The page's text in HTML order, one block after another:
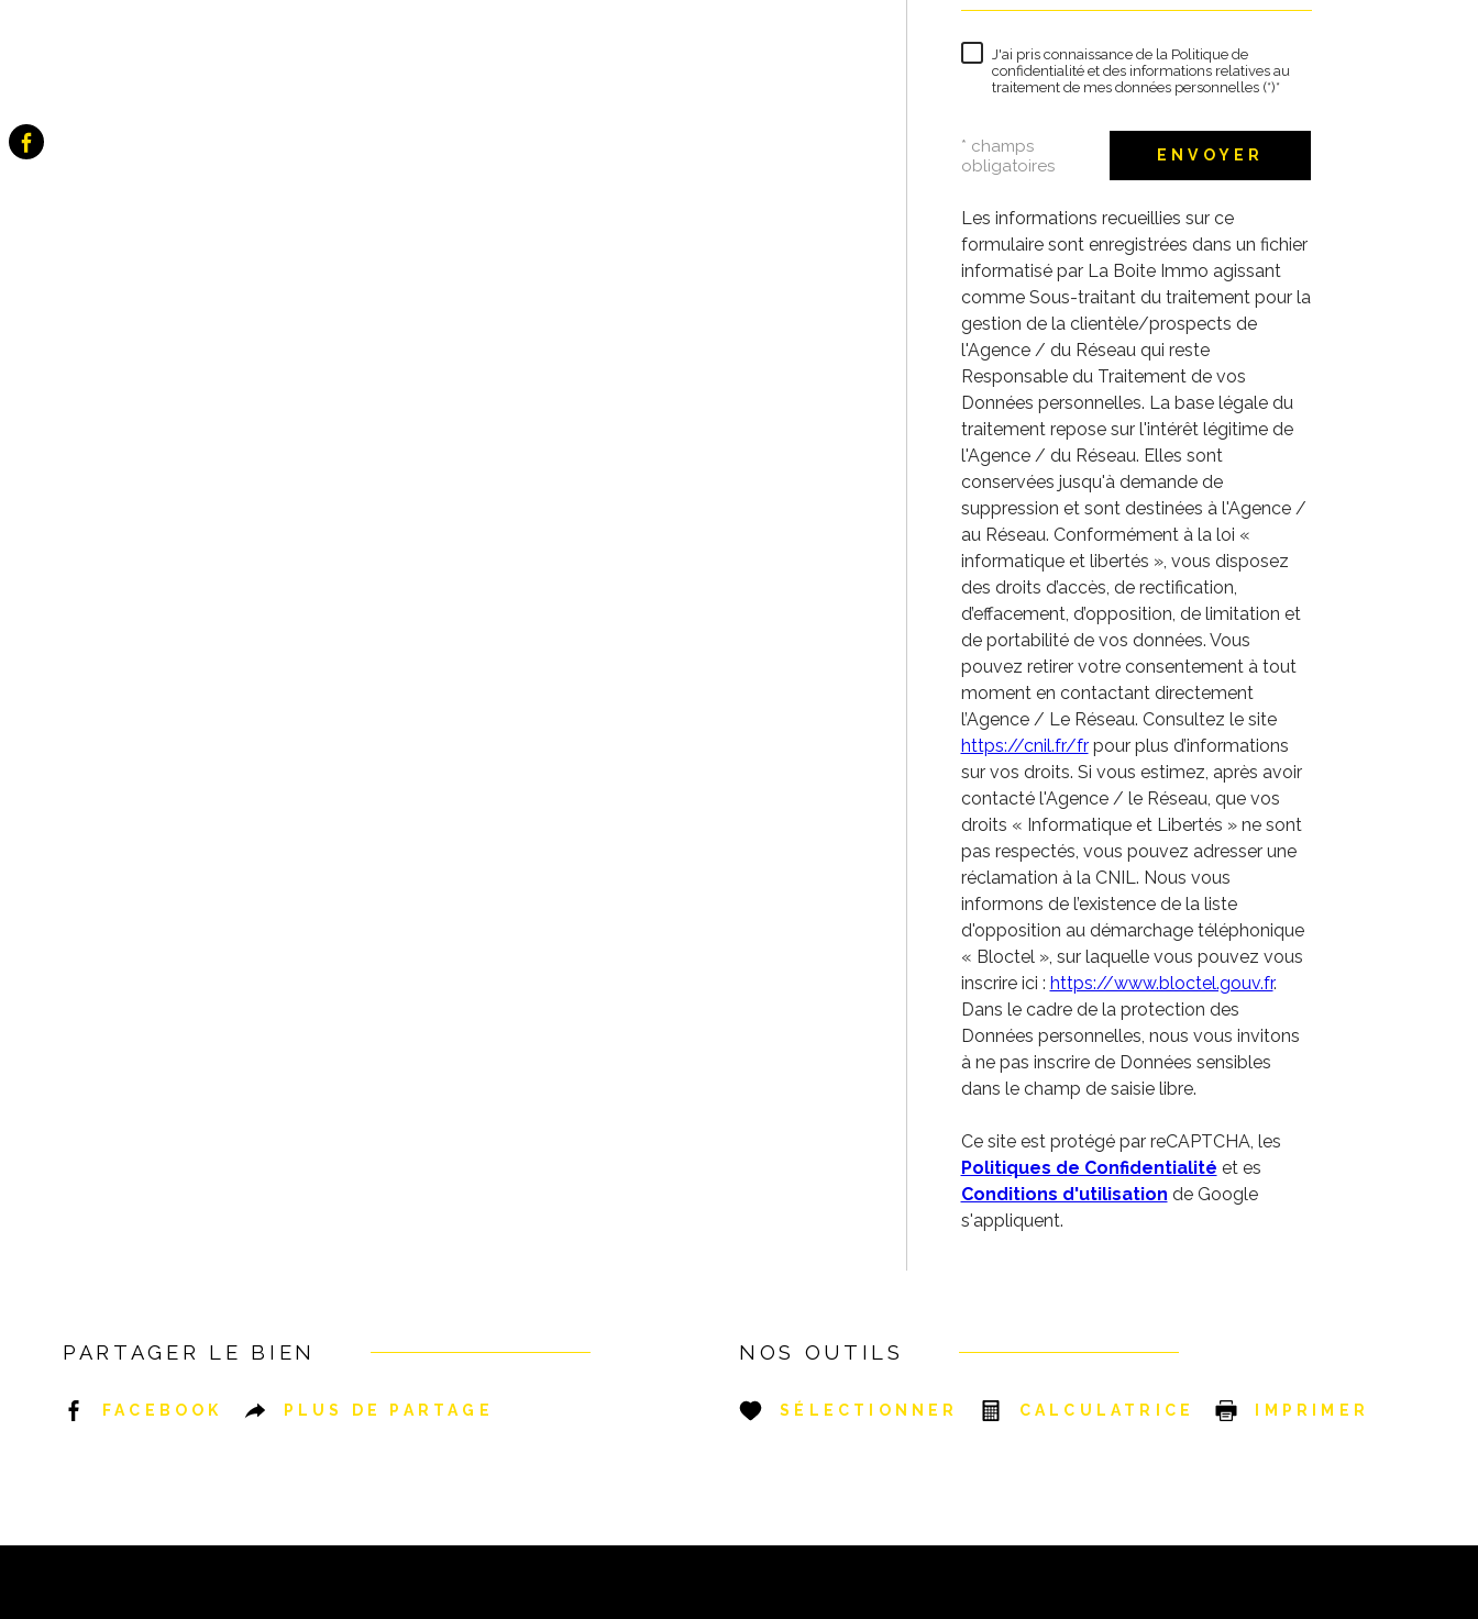
J'ai pris connaissance de la Politique de
confidentialité et des informations relatives au
traitement de mes données personnelles (*)*
* champs
obligatoires
ENVOYER
Les informations recueillies sur ce
formulaire sont enregistrées dans un fichier
informatisé par La Boite Immo agissant
comme Sous-traitant du traitement pour la
gestion de la clientèle/prospects de
l'Agence / du Réseau qui reste
Responsable du Traitement de vos
Données personnelles. La base légale du
traitement repose sur l'intérêt légitime de
l'Agence / du Réseau. Elles sont
conservées jusqu'à demande de
suppression et sont destinées à l'Agence /
au Réseau. Conformément à la loi «
informatique et libertés », vous disposez
des droits d’accès, de rectification,
d’effacement, d’opposition, de limitation et
de portabilité de vos données. Vous
pouvez retirer votre consentement à tout
moment en contactant directement
l’Agence / Le Réseau. Consultez le site
https://cnil.fr/frpour plus d’informations
sur vos droits. Si vous estimez, après avoir
contacté l'Agence / le Réseau, que vos
droits « Informatique et Libertés » ne sont
pas respectés, vous pouvez adresser une
réclamation à la CNIL. Nous vous
informons de l’existence de la liste
d'opposition au démarchage téléphonique
« Bloctel », sur laquelle vous pouvez vous
inscrire ici : https://www.bloctel.gouv.fr.
Dans le cadre de la protection des
Données personnelles, nous vous invitons
à ne pas inscrire de Données sensibles
dans le champ de saisie libre.
Ce site est protégé par reCAPTCHA, les
Politiques de Confidentialité et es
Conditions d'utilisation de Google
s'appliquent.
PARTAGER LE BIEN
FACEBOOK PLUS DE PARTAGE
NOS OUTILS
SÉLECTIONNER CALCULATRICE IMPRIMER